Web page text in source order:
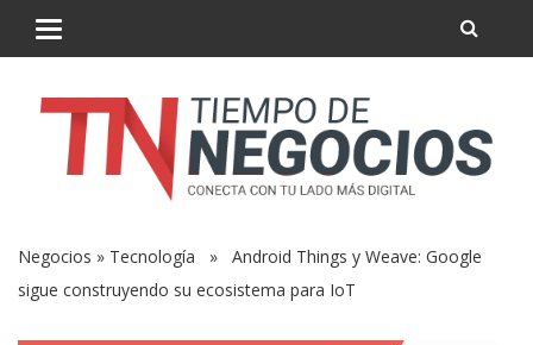
Negocios » Tecnología » Android Things y Weave: Google
sigue construyendo su ecosistema para IoT